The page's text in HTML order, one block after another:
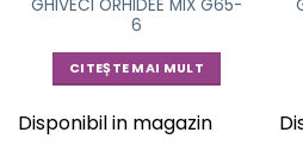
GHIVECI ORHIDEE MIX G65-
6
CITEȘTE MAI MULT
Disponibil in magazin